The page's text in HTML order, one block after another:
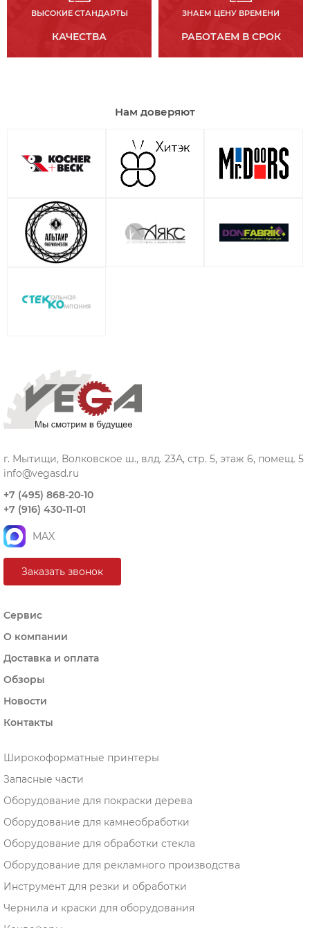
ВЫСОКИЕ СТАНДАРТЫ
КАЧЕСТВА
ЗНАЕМ ЦЕНУ ВРЕМЕНИ
РАБОТАЕМ В СРОК
Нам доверяют
г. Мытищи, Волковское ш., влд. 23А, стр. 5, этаж 6, помещ. 5
info@vegasd.ru
+7 (495) 868-20-10
+7 (916) 430-11-01
MAX
Заказать звонок
Сервис
О компании
Доставка и оплата
Обзоры
Новости
Контакты
Широкоформатные принтеры
Запасные части
Оборудование для покраски дерева
Оборудование для камнеобработки
Оборудование для обработки стекла
Оборудование для рекламного производства
Инструмент для резки и обработки
Чернила и краски для оборудования